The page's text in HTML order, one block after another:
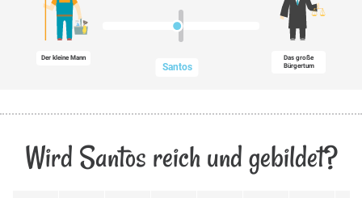
Der kleine Mann
Santos
Das große
Bürgertum
Wird Santos reich und gebildet?